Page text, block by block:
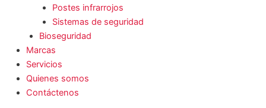
Postes infrarrojos
Sistemas de seguridad
Bioseguridad
Marcas
Servicios
Quienes somos
Contáctenos